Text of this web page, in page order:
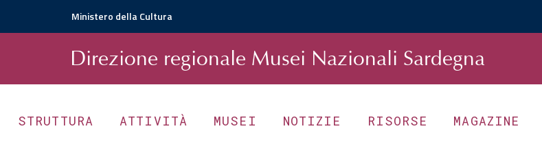
Ministero della Cultura
Direzione regionale Musei Nazionali Sardegna
STRUTTURA ATTIVITÀ MUSEI NOTIZIE RISORSE MAGAZINE